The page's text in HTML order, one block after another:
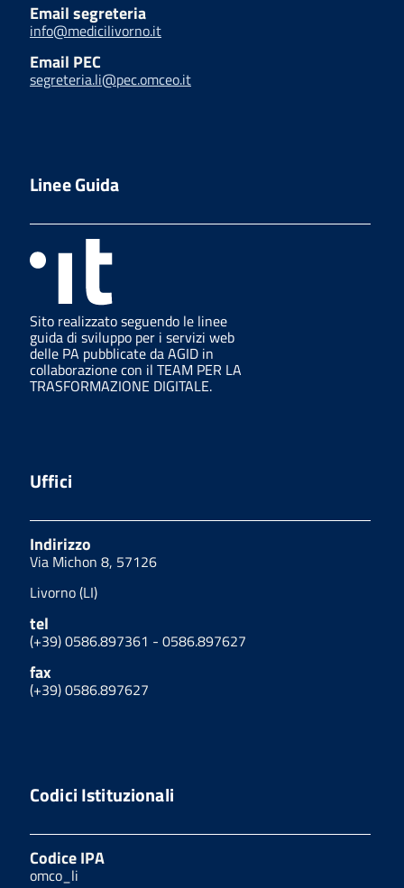
Email segreteria
info@medicilivorno.it
Email PEC
segreteria.li@pec.omceo.it
Linee Guida
Sito realizzato seguendo le linee
guida di sviluppo per i servizi web
delle PA pubblicate da AGID in
collaborazione con il TEAM PER LA
TRASFORMAZIONE DIGITALE.
Uffici
Indirizzo
Via Michon 8, 57126
Livorno (LI)
tel
(+39) 0586.897361 - 0586.897627
fax
(+39) 0586.897627
Codici Istituzionali
Codice IPA
omco_li